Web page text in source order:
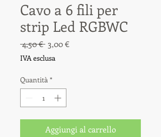
Cavo a 6 fili per
strip Led RGBWC
4,50 € Prezzo
3,00 €Prezzo
IVA esclusa
Quantità *
Aggiungi al carrello